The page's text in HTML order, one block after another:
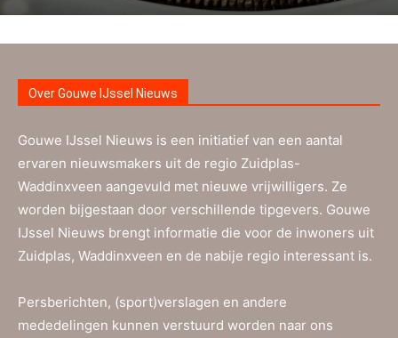
Over Gouwe IJssel Nieuws
Gouwe IJssel Nieuws is een initiatief van een aantal
ervaren nieuwsmakers uit de regio Zuidplas-
Waddinxveen aangevuld met nieuwe vrijwilligers. Ze
worden bijgestaan door verschillende tipgevers. Gouwe
IJssel Nieuws brengt informatie die voor de inwoners uit
Zuidplas, Waddinxveen en de nabije regio interessant is.
Persberichten, (sport)verslagen en andere
mededelingen kunnen verstuurd worden naar ons